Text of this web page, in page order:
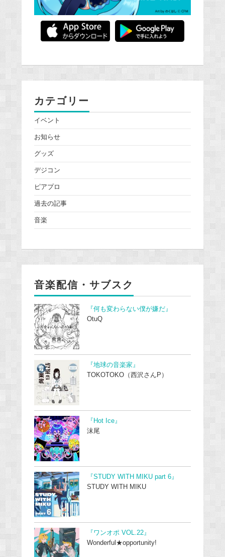
カテゴリー
イベント
お知らせ
グッズ
デジコン
ピアプロ
過去の記事
音楽
音楽配信・サブスク
『何も変わらない僕が嫌だ』
OtuQ
『地球の音楽家』
TOKOTOKO（西沢さんP）
『Hot Ice』
沫尾
『STUDY WITH MIKU part 6』
STUDY WITH MIKU
『ワンオポ VOL.22』
Wonderful★opportunity!